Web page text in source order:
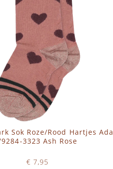
Sok Roze/Rood Hartjes Ada
3323 Ash Rose
€ 7,95